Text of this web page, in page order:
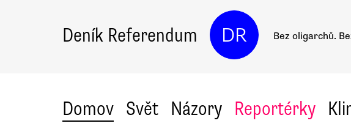
Deník Referendum DR Bez oligarchů.
Domov Svět Názory Reportérky